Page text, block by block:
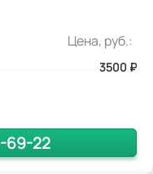
Цена, руб.:
3500 ₽
69-22